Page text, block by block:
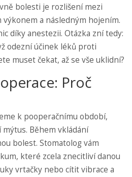
bolesti je rozlišení mezi
a následným hojením.
díky anestezii. Otázka zní tedy:
odezní účinek léků proti
muset čekat, až se vše uklidní?
Proč
k pooperačnímu období,
Během vkládání
bolest. Stomatolog vám
které zcela znecitliví danou
vrtačky nebo cítit vibrace a